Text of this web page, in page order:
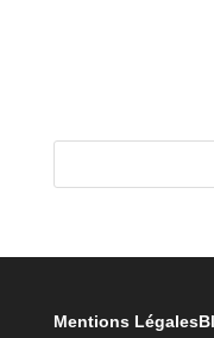
Mentions Légales